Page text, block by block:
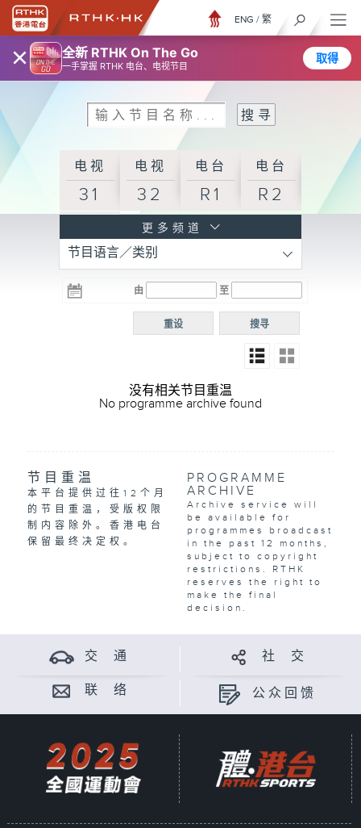
× 全新 RTHK On The Go
一手掌握 RTHK 电台、电视节目
取得
ENG / 繁
电视
31
电视
32
电台
R1
电台
R2
R3
电台 电台
R5
电台
普通
更多频道
节目语言／类别
由 至
搜寻
重设
没有相关节目重温
No programme archive found
节目重温
本平台提供过往12个月
的节目重温，受版权限
制内容除外。香港电台
保留最终决定权。
PROGRAMME
ARCHIVE
Archive service will
be available for
programmes broadcast
in the past 12 months,
subject to copyright
restrictions. RTHK
reserves the right to
make the final
decision.
交 通 社 交
联 络 公众回馈